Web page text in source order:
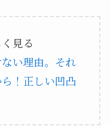
見る
い理由。それ
！正しい凹凸